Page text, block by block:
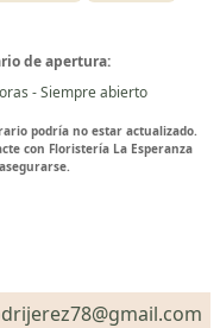
de apertura:
- Siempre abierto
podría no estar actualizado.
con Floristería La Esperanza